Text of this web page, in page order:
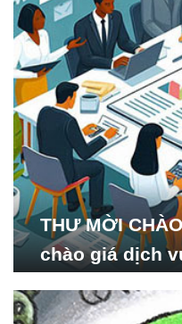
THƯ MỜI
chào giá dịch
Nghiên cứu